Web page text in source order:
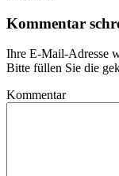
Kommentar
Ihre E-Mail-Adresse
Bitte füllen Sie die
Kommentar